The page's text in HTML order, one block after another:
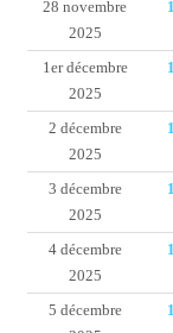
28 novembre
2025
1er décembre
2025
2 décembre
2025
3 décembre
2025
4 décembre
2025
5 décembre